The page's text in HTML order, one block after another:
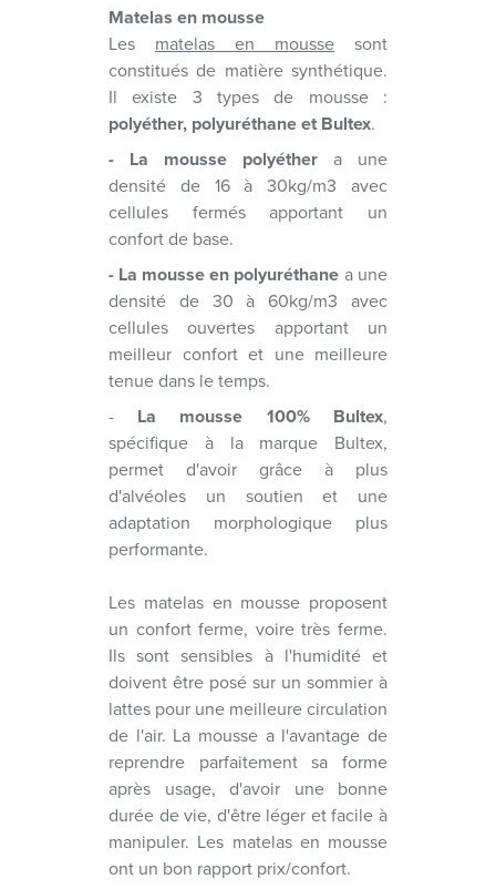
Matelas en mousse
Les matelas en mousse sont
constitués de matière synthétique.
Il existe 3 types de mousse :
polyéther, polyuréthane et Bultex.
- La mousse polyéther a une
densité de 16 à 30kg/m3 avec
cellules fermés apportant un
confort de base.
- La mousse en polyuréthane a une
densité de 30 à 60kg/m3 avec
cellules ouvertes apportant un
meilleur confort et une meilleure
tenue dans le temps.
- La mousse 100% Bultex,
spécifique à la marque Bultex,
permet d'avoir grâce à plus
d'alvéoles un soutien et une
adaptation morphologique plus
performante.
Les matelas en mousse proposent
un confort ferme, voire très ferme.
Ils sont sensibles à l'humidité et
doivent être posé sur un sommier à
lattes pour une meilleure circulation
de l'air. La mousse a l'avantage de
reprendre parfaitement sa forme
après usage, d'avoir une bonne
durée de vie, d'être léger et facile à
manipuler. Les matelas en mousse
ont un bon rapport prix/confort.